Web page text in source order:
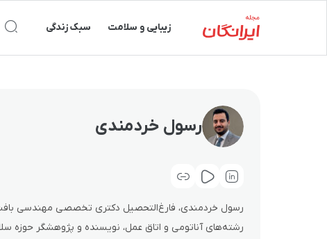
زیبایی و سلامت سبک زندگی
رسول خردمندی
رشته‌های آناتومی و اتاق عمل، نویسنده و پژوهشگر حوزه